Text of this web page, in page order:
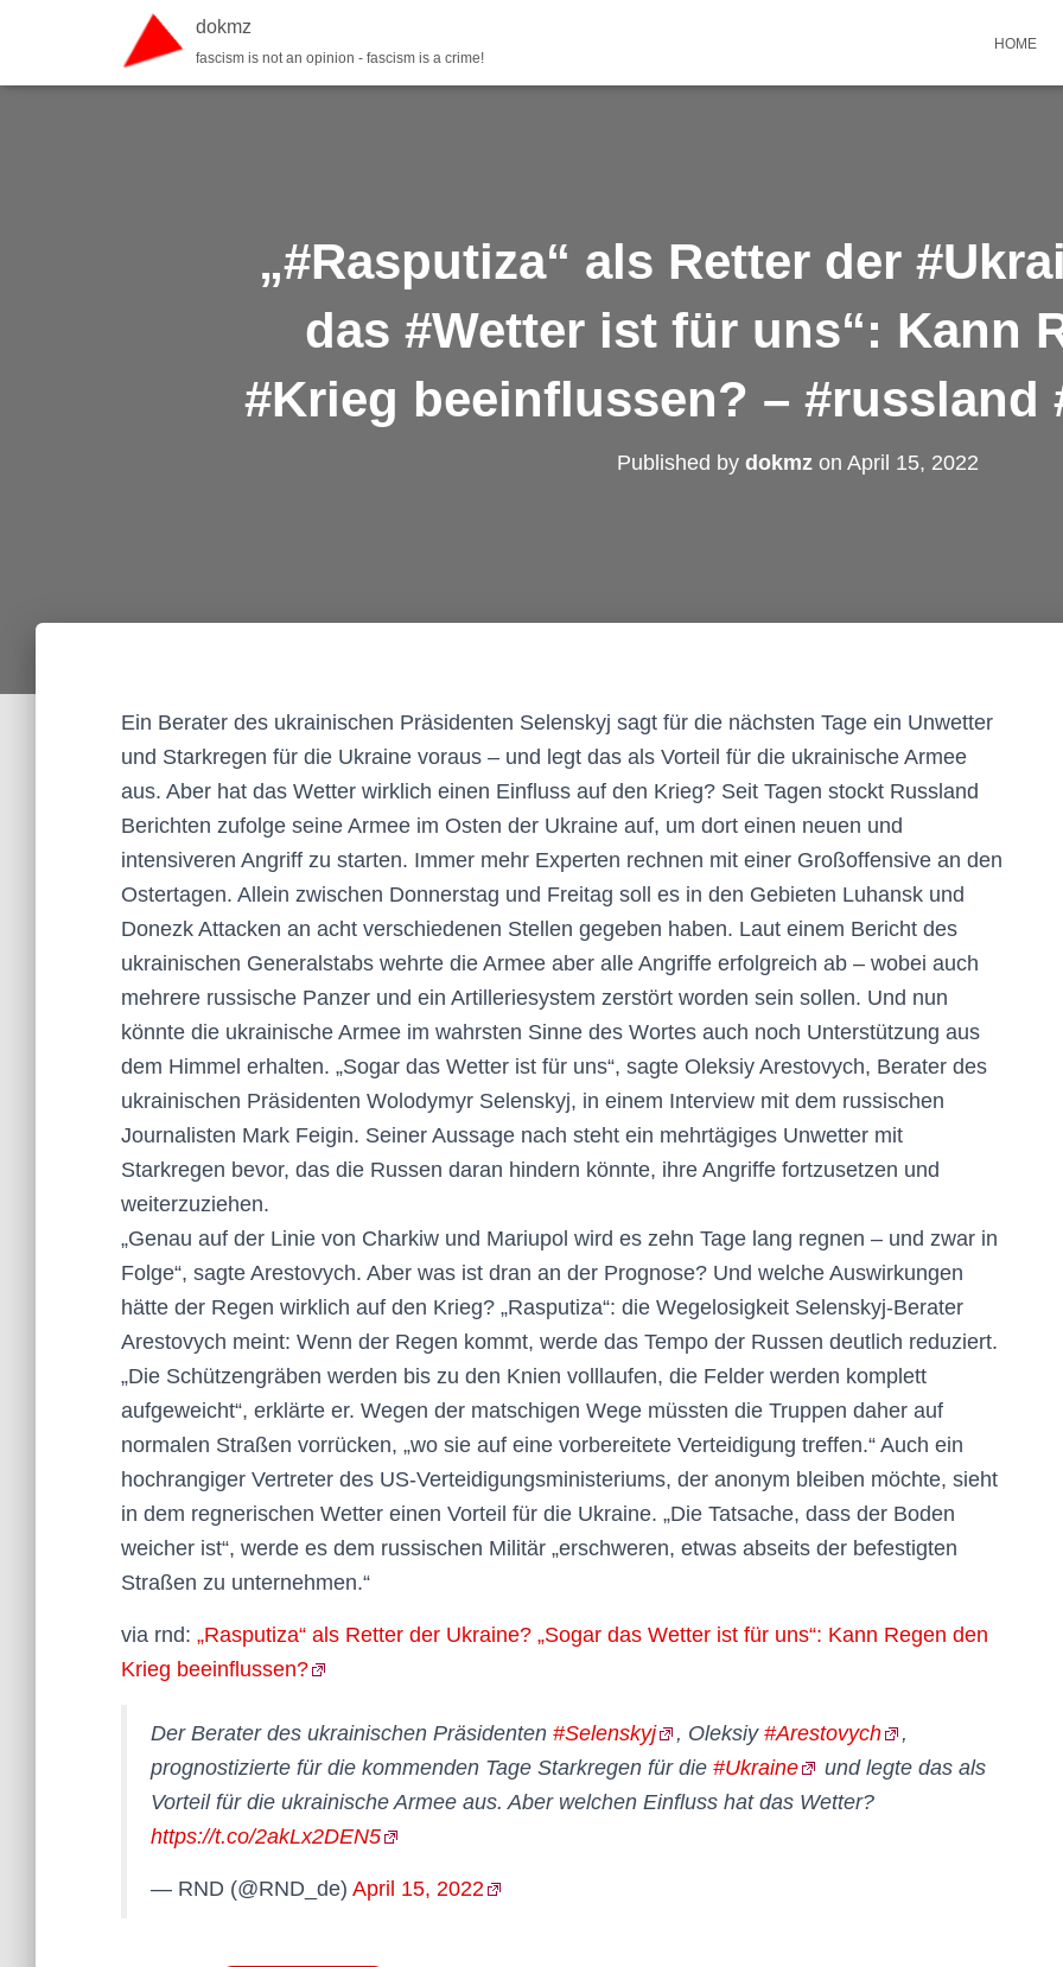
dokmz
fascism is not an opinion - fascism is a crime!
HOME
„#Rasputiza“ als Retter der
das #Wetter ist für uns“: Kann
#Krieg beeinflussen? – #russland
Published by dokmzon April 15, 2022
Ein Berater des ukrainischen Präsidenten Selenskyj sagt für die nächsten Tage ein Unwetter
und Starkregen für die Ukraine voraus – und legt das als Vorteil für die ukrainische Armee
aus. Aber hat das Wetter wirklich einen Einfluss auf den Krieg? Seit Tagen stockt Russland
Berichten zufolge seine Armee im Osten der Ukraine auf, um dort einen neuen und
intensiveren Angriff zu starten. Immer mehr Experten rechnen mit einer Großoffensive an den
Ostertagen. Allein zwischen Donnerstag und Freitag soll es in den Gebieten Luhansk und
Donezk Attacken an acht verschiedenen Stellen gegeben haben. Laut einem Bericht des
ukrainischen Generalstabs wehrte die Armee aber alle Angriffe erfolgreich ab – wobei auch
mehrere russische Panzer und ein Artilleriesystem zerstört worden sein sollen. Und nun
könnte die ukrainische Armee im wahrsten Sinne des Wortes auch noch Unterstützung aus
dem Himmel erhalten. „Sogar das Wetter ist für uns“, sagte Oleksiy Arestovych, Berater des
ukrainischen Präsidenten Wolodymyr Selenskyj, in einem Interview mit dem russischen
Journalisten Mark Feigin. Seiner Aussage nach steht ein mehrtägiges Unwetter mit
Starkregen bevor, das die Russen daran hindern könnte, ihre Angriffe fortzusetzen und
weiterzuziehen.
„Genau auf der Linie von Charkiw und Mariupol wird es zehn Tage lang regnen – und zwar in
Folge“, sagte Arestovych. Aber was ist dran an der Prognose? Und welche Auswirkungen
hätte der Regen wirklich auf den Krieg? „Rasputiza“: die Wegelosigkeit Selenskyj-Berater
Arestovych meint: Wenn der Regen kommt, werde das Tempo der Russen deutlich reduziert.
„Die Schützengräben werden bis zu den Knien volllaufen, die Felder werden komplett
aufgeweicht“, erklärte er. Wegen der matschigen Wege müssten die Truppen daher auf
normalen Straßen vorrücken, „wo sie auf eine vorbereitete Verteidigung treffen.“ Auch ein
hochrangiger Vertreter des US-Verteidigungsministeriums, der anonym bleiben möchte, sieht
in dem regnerischen Wetter einen Vorteil für die Ukraine. „Die Tatsache, dass der Boden
weicher ist“, werde es dem russischen Militär „erschweren, etwas abseits der befestigten
Straßen zu unternehmen.“
via rnd: „Rasputiza“ als Retter der Ukraine? „Sogar das Wetter ist für uns“: Kann Regen den
Krieg beeinflussen?
Der Berater des ukrainischen Präsidenten #Selenskyj , Oleksiy #Arestovych
,
prognostizierte für die kommenden Tage Starkregen für die #Ukraine
und legte das als
Vorteil für die ukrainische Armee aus. Aber welchen Einfluss hat das Wetter?
https://t.co/2akLx2DEN5
— RND (@RND_de) April 15, 2022